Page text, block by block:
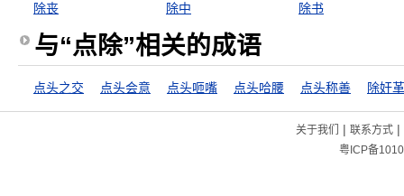
除丧
除中 除书
与“点除”相关的成语
点头之交 点头会意 点头咂嘴 点头哈腰 点头称善 除奸
关于我们 | 联系方式|
粤ICP备